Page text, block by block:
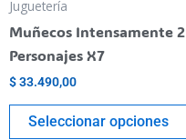
Juguetería
Muñecos Intensamente 2
Personajes X7
$33.490,00
Seleccionar opciones